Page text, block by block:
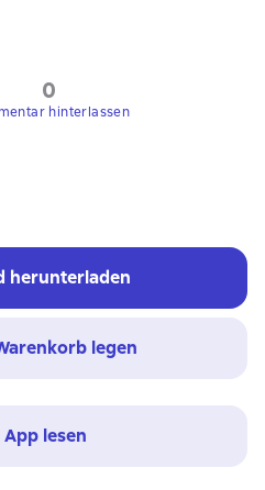
0
hinterlassen
herunterladen
legen
lesen